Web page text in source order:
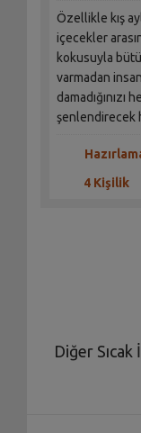
Özellikle kış
içecekler
kokusuyla
varmadan
damadığınızı
şenlendirecek
4 Kişilik
Diğer